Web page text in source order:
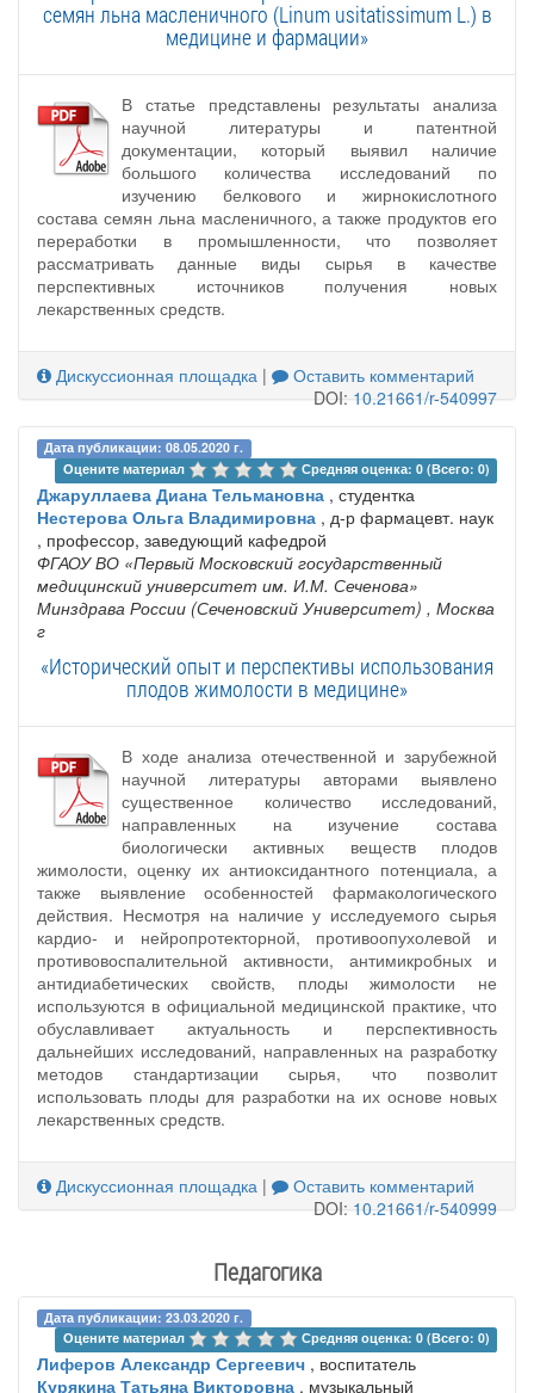
семян льна масленичного (Linum usitatissimum L.) в
медицине и фармации»
В статье представлены результаты анализа
научной литературы и патентной
документации, который выявил наличие
большого количества исследований по
изучению белкового и жирнокислотного
состава семян льна масленичного, а также продуктов его
переработки в промышленности, что позволяет
рассматривать данные виды сырья в качестве
перспективных источников получения новых
лекарственных средств.
Дискуссионная площадка |
Оставить комментарий
DOI:10.21661/r-540997
Дата публикации: 08.05.2020 г.
Оцените материал
Средняя оценка: 0 (Всего: 0)
Джаруллаева Диана Тельмановна , студентка
Нестерова Ольга Владимировна , д-р фармацевт. наук
, профессор, заведующий кафедрой
ФГАОУ ВО «Первый Московский государственный
медицинский университет им. И.М. Сеченова»
Минздрава России (Сеченовский Университет) , Москва
г
«Исторический опыт и перспективы использования
плодов жимолости в медицине»
В ходе анализа отечественной и зарубежной
научной литературы авторами выявлено
существенное количество исследований,
направленных на изучение состава
биологически активных веществ плодов
жимолости, оценку их антиоксидантного потенциала, а
также выявление особенностей фармакологического
действия. Несмотря на наличие у исследуемого сырья
кардио- и нейропротекторной, противоопухолевой и
противовоспалительной активности, антимикробных и
антидиабетических свойств, плоды жимолости не
используются в официальной медицинской практике, что
обуславливает актуальность и перспективность
дальнейших исследований, направленных на разработку
методов стандартизации сырья, что позволит
использовать плоды для разработки на их основе новых
лекарственных средств.
Дискуссионная площадка |
Оставить комментарий
DOI:10.21661/r-540999
Педагогика
Дата публикации: 23.03.2020 г.
Оцените материал
Средняя оценка: 0 (Всего: 0)
Лиферов Александр Сергеевич , воспитатель
Курякина Татьяна Викторовна , музыкальный